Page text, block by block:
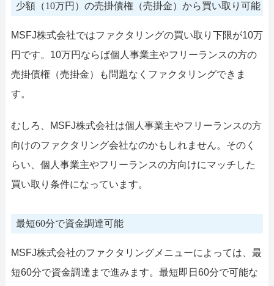
少額（10万円）の売掛債権（売掛金）から買い取り可能
MSFJ株式会社ではファクタリングの買い取り下限が10万
円です。10万円ならば個人事業主やフリーランスの方の
売掛債権（売掛金）も問題なくファクタリングできま
す。
むしろ、MSFJ株式会社は個人事業主やフリーランスの方
向けのファクタリング会社なのかもしれません。そのく
らい、個人事業主やフリーランスの方向けにマッチした
買い取り条件になっています。
最短60分で資金調達可能
MSFJ株式会社のファクタリングメニューによっては、最
短60分で資金調達まで進みます。最短即日60分で可能な